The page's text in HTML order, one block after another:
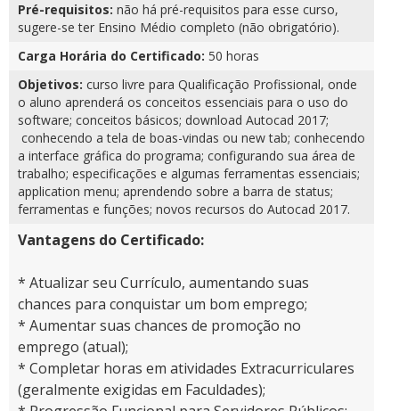
Pré-requisitos: não há pré-requisitos para esse curso,
sugere-se ter Ensino Médio completo (não obrigatório).
Carga Horária do Certificado: 50 horas
Objetivos: curso livre para Qualificação Profissional, onde
o aluno aprenderá os conceitos essenciais para o uso do
software; conceitos básicos; download Autocad 2017;
conhecendo a tela de boas-vindas ou new tab; conhecendo
a interface gráfica do programa; configurando sua área de
trabalho; especificações e algumas ferramentas essenciais;
application menu; aprendendo sobre a barra de status;
ferramentas e funções; novos recursos do Autocad 2017.
Vantagens do Certificado:
* Atualizar seu Currículo, aumentando suas
chances para conquistar um bom emprego;
* Aumentar suas chances de promoção no
emprego (atual);
* Completar horas em atividades Extracurriculares
(geralmente exigidas em Faculdades);